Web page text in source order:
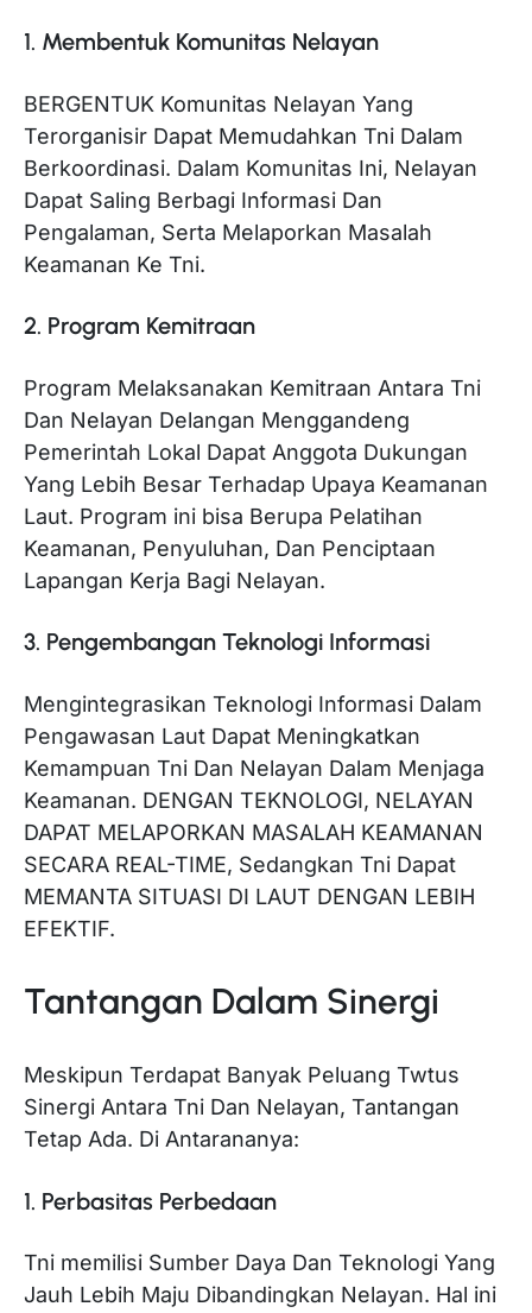
1. Membentuk Komunitas Nelayan
BERGENTUK Komunitas Nelayan Yang
Terorganisir Dapat Memudahkan Tni Dalam
Berkoordinasi. Dalam Komunitas Ini, Nelayan
Dapat Saling Berbagi Informasi Dan
Pengalaman, Serta Melaporkan Masalah
Keamanan Ke Tni.
2. Program Kemitraan
Program Melaksanakan Kemitraan Antara Tni
Dan Nelayan Delangan Menggandeng
Pemerintah Lokal Dapat Anggota Dukungan
Yang Lebih Besar Terhadap Upaya Keamanan
Laut. Program ini bisa Berupa Pelatihan
Keamanan, Penyuluhan, Dan Penciptaan
Lapangan Kerja Bagi Nelayan.
3. Pengembangan Teknologi Informasi
Mengintegrasikan Teknologi Informasi Dalam
Pengawasan Laut Dapat Meningkatkan
Kemampuan Tni Dan Nelayan Dalam Menjaga
Keamanan. DENGAN TEKNOLOGI, NELAYAN
DAPAT MELAPORKAN MASALAH KEAMANAN
SECARA REAL-TIME, Sedangkan Tni Dapat
MEMANTA SITUASI DI LAUT DENGAN LEBIH
EFEKTIF.
Tantangan Dalam Sinergi
Meskipun Terdapat Banyak Peluang Twtus
Sinergi Antara Tni Dan Nelayan, Tantangan
Tetap Ada. Di Antarananya:
1. Perbasitas Perbedaan
Tni memilisi Sumber Daya Dan Teknologi Yang
Jauh Lebih Maju Dibandingkan Nelayan. Hal ini